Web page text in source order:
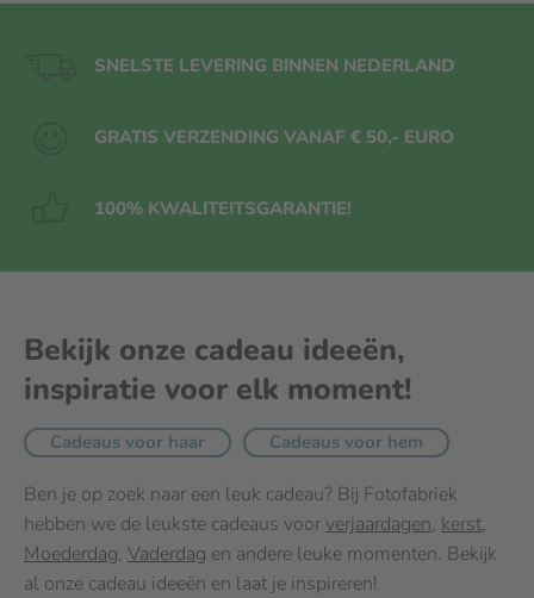
SNELSTE LEVERING BINNEN NEDERLAND
GRATIS VERZENDING VANAF € 50,- EURO
100% KWALITEITSGARANTIE!
Bekijk onze cadeau ideeën,
inspiratie voor elk moment!
Cadeaus voor haar Cadeaus voor hem
Ben je op zoek naar een leuk cadeau? Bij Fotofabriek
hebben we de leukste cadeaus voor verjaardagen, kerst,
Moederdag, Vaderdag en andere leuke momenten. Bekijk
al onze cadeau ideeën en laat je inspireren!